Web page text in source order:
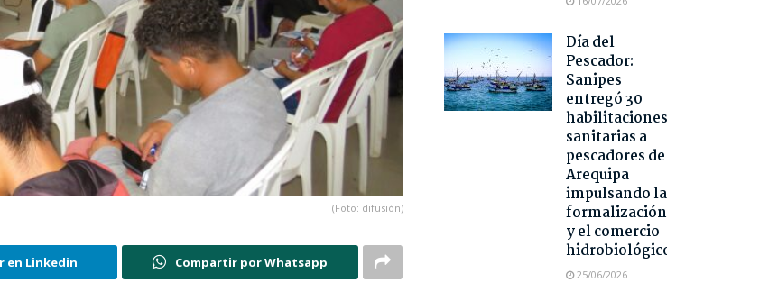
(Foto: difusión)
en Linkedin Compartir por Whatsapp
Día del
Pescador:
Sanipes
entregó 30
habilitaciones
sanitarias a
pescadores de
Arequipa
impulsando la
formalización
y el comercio
hidrobiológico
25/06/2026